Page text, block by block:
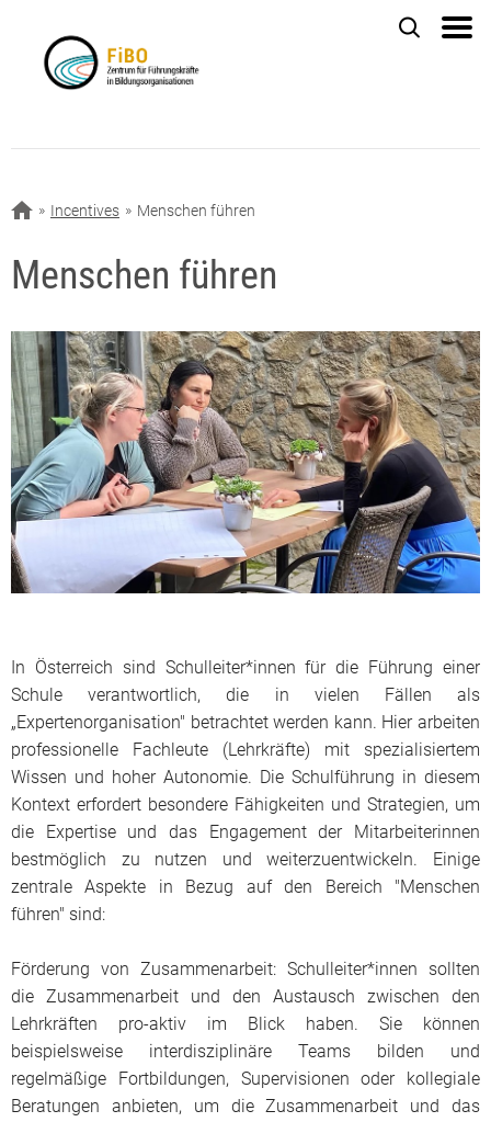
Incentives Menschen führen
Menschen führen
In Österreich sind Schulleiter*innen für die Führung einer
Schule verantwortlich, die in vielen Fällen als
„Expertenorganisation" betrachtet werden kann. Hier arbeiten
professionelle Fachleute (Lehrkräfte) mit spezialisiertem
Wissen und hoher Autonomie. Die Schulführung in diesem
Kontext erfordert besondere Fähigkeiten und Strategien, um
die Expertise und das Engagement der Mitarbeiterinnen
bestmöglich zu nutzen und weiterzuentwickeln. Einige
zentrale Aspekte in Bezug auf den Bereich "Menschen
führen" sind:
Förderung von Zusammenarbeit: Schulleiter*innen sollten
die Zusammenarbeit und den Austausch zwischen den
Lehrkräften pro-aktiv im Blick haben. Sie können
beispielsweise interdisziplinäre Teams bilden und
regelmäßige Fortbildungen, Supervisionen oder kollegiale
Beratungen anbieten, um die Zusammenarbeit und das